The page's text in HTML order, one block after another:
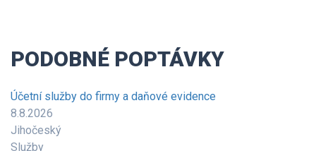
PODOBNÉ POPTÁVKY
Účetní služby do firmy a daňové evidence
8.8.2026
Jihočeský
Služby